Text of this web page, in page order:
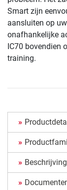
Smart zijn
aansluiten op
onafhankelijke
IC70 bovendien
training.
Beschrijving